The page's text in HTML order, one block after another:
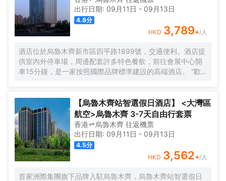
出行日期: 09月11日 - 09月13日
4.8分
HKD 3,789+/人
酒店位於烏魯木齊新市區四平路1899號，交通便利。酒店提
供室內外停車場，周邊配套許多特色餐飲，前往會展中心開
車15分鐘，是一家按照國際品牌標準建設的高端酒店。 “歡
【烏魯木齊站智選假日酒店】 <大灣區
航空>烏魯木齊 3-7天自由行套票
香港 烏魯木齊 往返機票
出行日期: 09月11日 - 09月13日
4.5分
HKD 3,562+/人
首家洲際集團旗下品牌入駐烏魯木齊，烏魯木齊站智選假日